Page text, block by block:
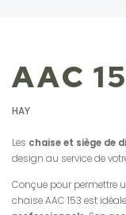
AAC
HAY
Les chaise et siège de
design au service de
Conçue pour permettre
chaise AAC 153 est